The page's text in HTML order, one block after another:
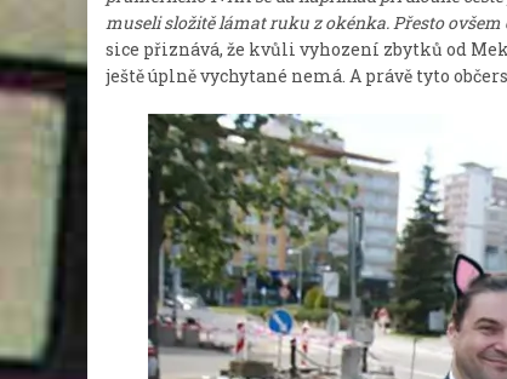
museli složitě lámat ruku z okénka. Přesto
sice přiznává, že kvůli vyhození zbytků od
ještě úplně vychytané nemá. A právě tyto